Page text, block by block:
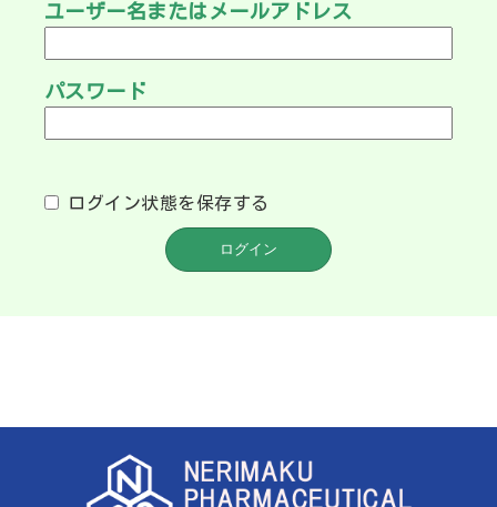
ユーザー名またはメールアドレス
パスワード
ログイン状態を保存する